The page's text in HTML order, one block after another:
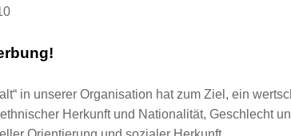
in unserer Organisation hat zum Ziel, ein
Herkunft und Nationalität, Geschlecht